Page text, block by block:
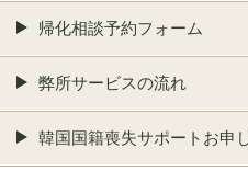
帰化相談予約フォーム
弊所サービスの流れ
韓国国籍喪失サポートお申